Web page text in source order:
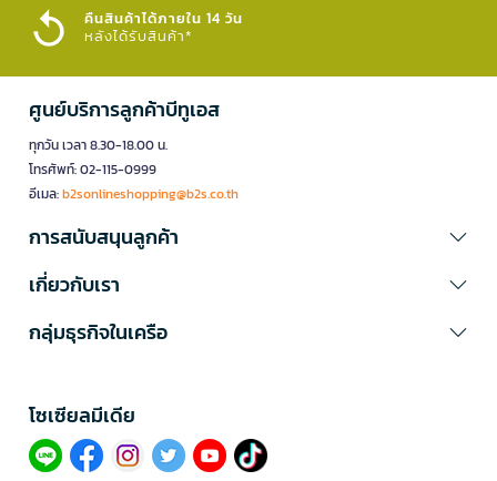
คืนสินค้าได้ภายใน 14 วัน
หลังได้รับสินค้า*
ศูนย์บริการลูกค้าบีทูเอส
ทุกวัน เวลา 8.30-18.00 น.
โทรศัพท์: 02-115-0999
อีเมล:b2sonlineshopping@b2s.co.th
การสนับสนุนลูกค้า
เกี่ยวกับเรา
กลุ่มธุรกิจในเครือ
โซเซียลมีเดีย​